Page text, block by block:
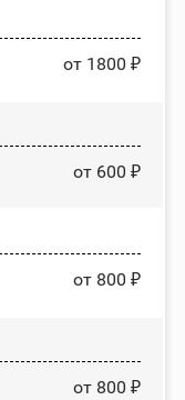
от 1800 ₽
от 600 ₽
от 800 ₽
от 800 ₽